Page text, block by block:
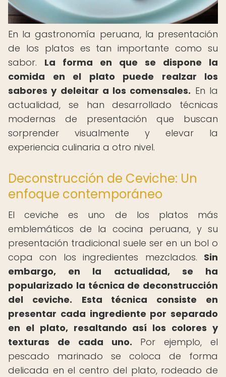
En la gastronomía peruana, la presentación
de los platos es tan importante como su
sabor. La forma en que se dispone la
comida en el plato puede realzar los
sabores y deleitar a los comensales. En la
actualidad, se han desarrollado técnicas
modernas de presentación que buscan
sorprender visualmente y elevar la
experiencia culinaria a otro nivel.
Deconstrucción de Ceviche: Un
enfoque contemporáneo
El ceviche es uno de los platos más
emblemáticos de la cocina peruana, y su
presentación tradicional suele ser en un bol o
copa con los ingredientes mezclados. Sin
embargo, en la actualidad, se ha
popularizado la técnica de deconstrucción
del ceviche.
Esta técnica consiste en
presentar cada ingrediente por separado
en el plato, resaltando así los colores y
texturas de cada uno. Por ejemplo, el
pescado marinado se coloca de forma
delicada en el centro del plato, rodeado de